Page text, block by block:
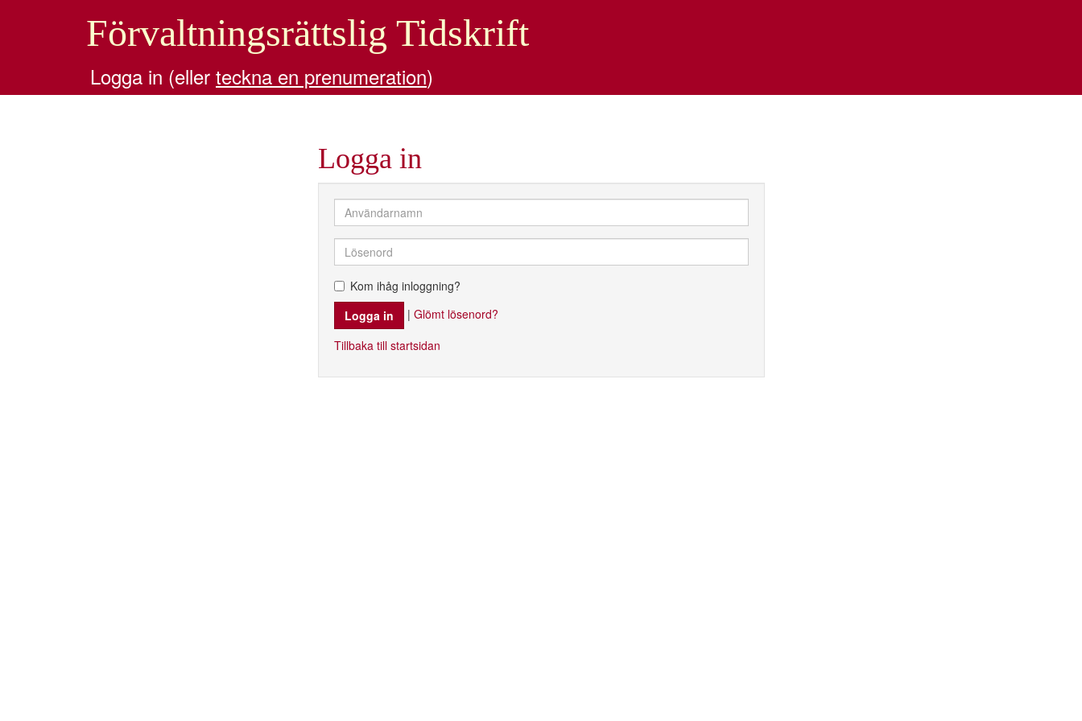
Förvaltningsrättslig Tidskrift
Logga in (eller teckna en prenumeration)
Logga in
Kom ihåg inloggning?
| Glömt lösenord?
Tillbaka till startsidan